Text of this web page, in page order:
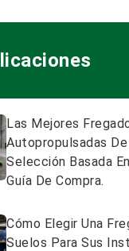
Las Mejores
Autopropulsadas
Selección Basada
Guía De Compra.
Cómo Elegir Una
Suelos Para Sus